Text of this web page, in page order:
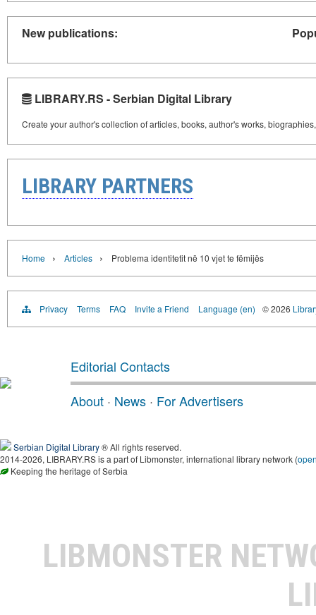
New publications:
LIBRARY.RS - Serbian Digital Library
Create your author's collection of articles, books, author's works,
LIBRARY PARTNERS
Home › Articles › Problema identitetit në 10 vjet te fëmijës
Privacy Terms FAQ Invite a Friend Language (en) © 2026
Editorial Contacts
About · News · For Advertisers
Serbian Digital Library® All rights reserved.
2014-2026, LIBRARY.RS is a part of Libmonster, international library network (
Keeping the heritage of Serbia
LIBMONSTER